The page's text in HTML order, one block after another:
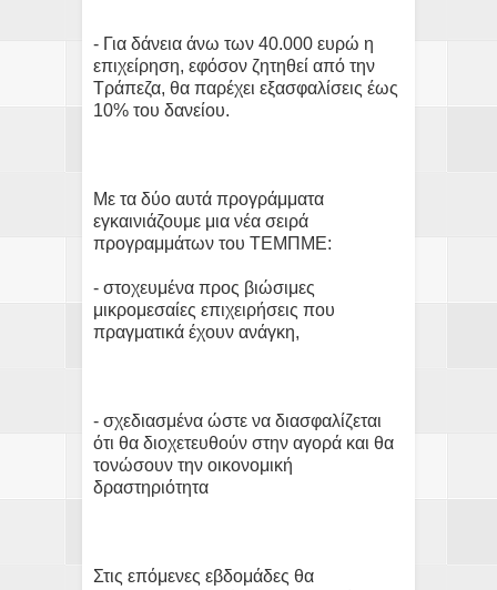
- Για δάνεια άνω των 40.000 ευρώ η
επιχείρηση, εφόσον ζητηθεί από την
Τράπεζα, θα παρέχει εξασφαλίσεις έως
10% του δανείου.
Με τα δύο αυτά προγράμματα
εγκαινιάζουμε μια νέα σειρά
προγραμμάτων του ΤΕΜΠΜΕ:
- στοχευμένα προς βιώσιμες
μικρομεσαίες επιχειρήσεις που
πραγματικά έχουν ανάγκη,
- σχεδιασμένα ώστε να διασφαλίζεται
ότι θα διοχετευθούν στην αγορά και θα
τονώσουν την οικονομική
δραστηριότητα
Στις επόμενες εβδομάδες θα